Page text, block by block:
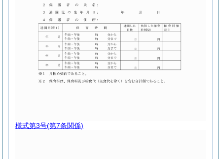
様式第3号(第7条関係)